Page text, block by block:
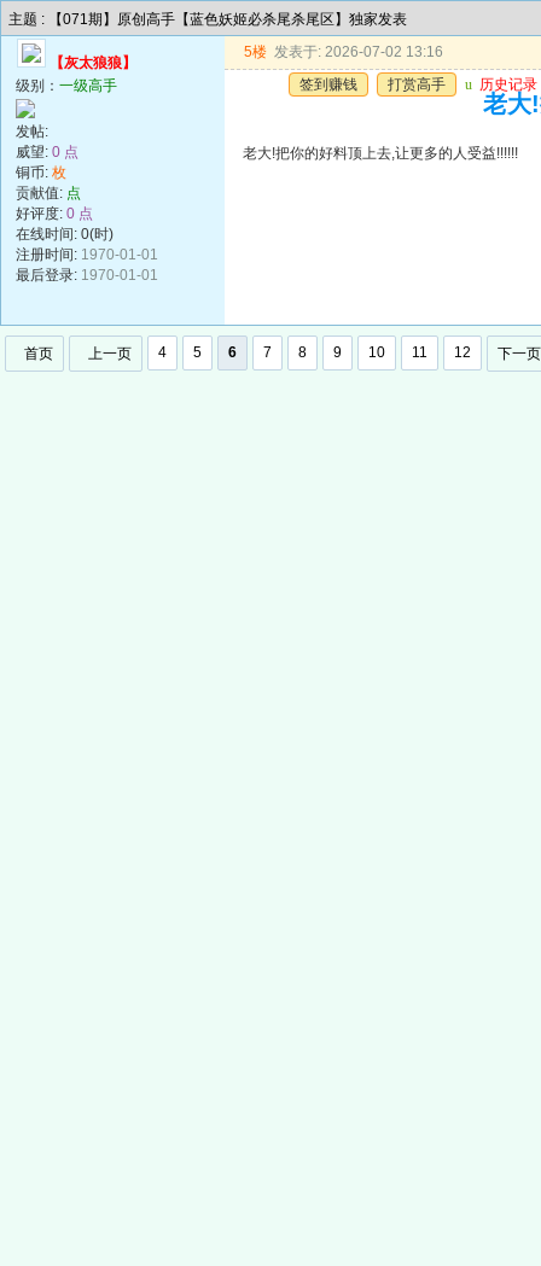
主题 : 【071期】原创高手【蓝色妖姬必杀尾杀尾区】独家发表
【灰太狼狼】
级别： 一级高手
发帖:
威望: 0 点
铜币: 枚
贡献值: 点
好评度: 0 点
在线时间: 0(时)
注册时间: 1970-01-01
最后登录: 1970-01-01
5楼 发表于: 2026-07-02 13:16
签到赚钱
打赏高手 u 历史记录
老大
老大!把你的好料顶上去,让更多的人受益!!!!!!
首页 上一页 4 5 6 7 8 9 10 11 12 下一页